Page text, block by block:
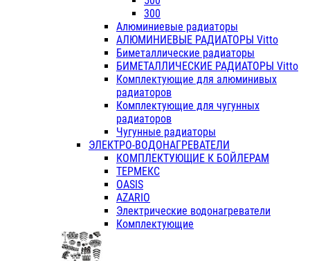
300
Алюминиевые радиаторы
АЛЮМИНИЕВЫЕ РАДИАТОРЫ Vitto
Биметаллические радиаторы
БИМЕТАЛЛИЧЕСКИЕ РАДИАТОРЫ Vitto
Комплектующие для алюминивых
радиаторов
Комплектующие для чугунных
радиаторов
Чугунные радиаторы
ЭЛЕКТРО-ВОДОНАГРЕВАТЕЛИ
КОМПЛЕКТУЮЩИЕ К БОЙЛЕРАМ
ТЕРМЕКС
OASIS
AZARIO
Электрические водонагреватели
Комплектующие